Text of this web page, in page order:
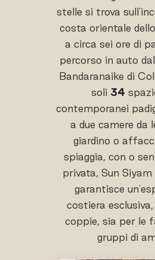
stelle si trova
costa orientale
a circa sei ore di
percorso in auto
Bandaranaike di
soli 34
contemporanei
a due camere da
giardino o
spiaggia, con o
privata, Sun Siyam
garantisce
costiera
coppie, sia per le
gruppi di